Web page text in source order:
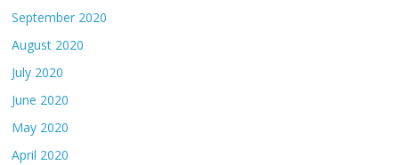
September 2020
August 2020
July 2020
June 2020
May 2020
April 2020